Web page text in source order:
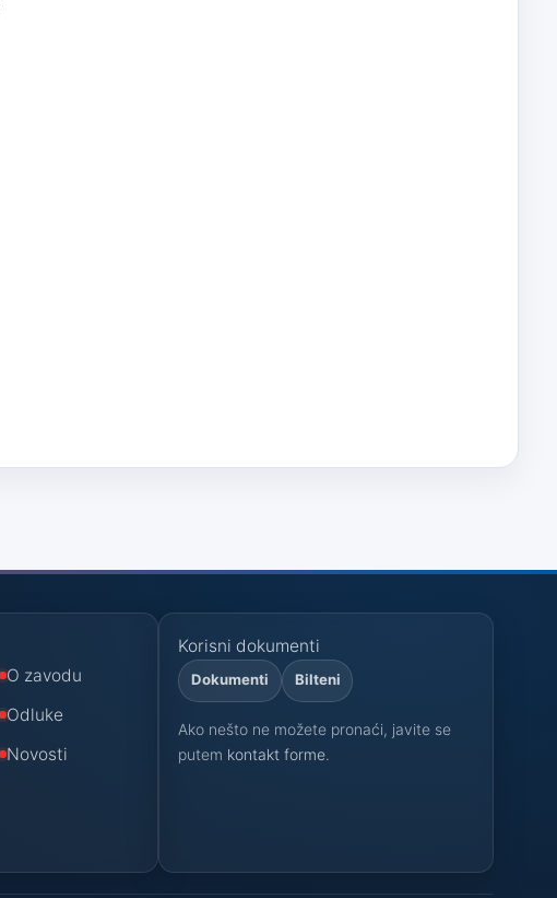
O zavodu
Odluke
Novosti
Korisni dokumenti
Dokumenti Bilteni
Ako nešto ne možete pronaći, javite se
putem kontakt forme.